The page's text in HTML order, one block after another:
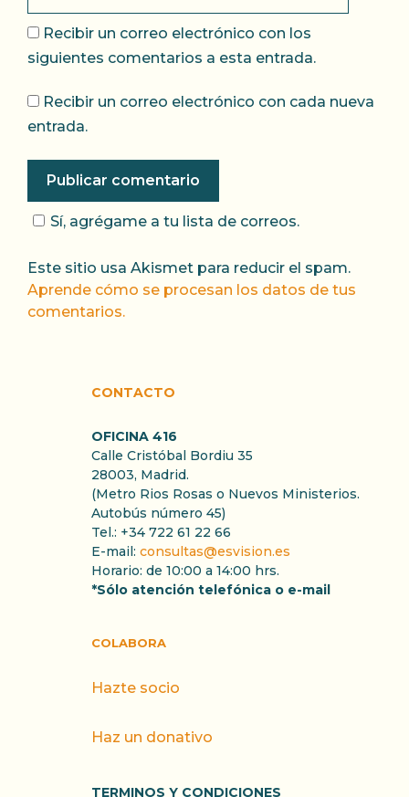
Recibir un correo electrónico con los
siguientes comentarios a esta entrada.
Recibir un correo electrónico con cada nueva
entrada.
Sí, agrégame a tu lista de correos.
Este sitio usa Akismet para reducir el spam.
Aprende cómo se procesan los datos de tus
comentarios.
CONTACTO
OFICINA 416
Calle Cristóbal Bordiu 35
28003, Madrid.
(Metro Rios Rosas o Nuevos Ministerios.
Autobús número 45)
Tel.: +34 722 61 22 66
E-mail: consultas@esvision.es
Horario: de 10:00 a 14:00 hrs.
*Sólo atención telefónica o e-mail
COLABORA
Hazte socio
Haz un donativo
TERMINOS Y CONDICIONES